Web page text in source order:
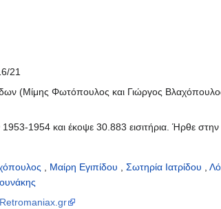
21
(Μίμης Φωτόπουλος και Γιώργος
1954 και έκοψε 30.883 εισιτήρια. Ήρθε
, Μαίρη Εγιπίδου , Σωτηρία Ιατρίδου ,
Retromaniax.gr